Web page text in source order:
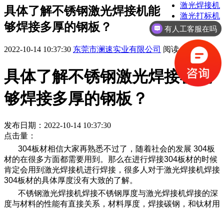
激光焊接机
激光打标机
激光切割机
具体了解不锈钢激光焊接机能
够焊接多厚的钢板？
2022-10-14 10:37:30 东莞市澜速实业有限公司 阅读
具体了解不锈钢激光焊接机能
够焊接多厚的钢板？
发布日期：2022-10-14 10:37:30
点击量：
304板材相信大家再熟悉不过了，随着社会的发展 304板
材的在很多方面都需要用到。那么在进行焊接304板材的时候
肯定会用到激光焊接机进行焊接，很多人对于激光焊接机焊接
304板材的具体厚度没有大致的了解。
不锈钢激光焊接机焊接不锈钢厚度与激光焊接机焊接的深
度与材料的性能有直接关系，材料厚度，焊接碳钢，和钛材用
有人工客服在吗